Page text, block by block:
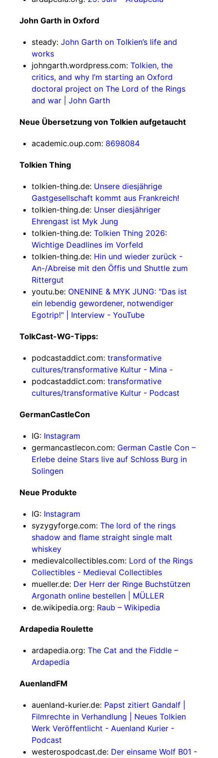
John Garth in Oxford
steady: John Garth on Tolkien’s life and
works
johngarth.wordpress.com: Tolkien, the
critics, and why I’m starting an Oxford
doctoral project on The Lord of the Rings
and war | John Garth
Neue Übersetzung von Tolkien aufgetaucht
academic.oup.com: 8698084
Tolkien Thing
tolkien-thing.de: Unsere diesjährige
Gastgesellschaft kommt aus Frankreich!
tolkien-thing.de: Unser diesjähriger
Ehrengast ist Myk Jung
tolkien-thing.de: Tolkien Thing 2026:
Wichtige Deadlines im Vorfeld
tolkien-thing.de: Hin und wieder zurück -
An-/Abreise mit den Öffis und Shuttle zum
Rittergut
youtu.be: ONENINE & MYK JUNG: "Das ist
ein lebendig gewordener, notwendiger
Egotrip!" | Interview - YouTube
TolkCast-WG-Tipps:
podcastaddict.com: transformative
cultures/transformative Kultur - Mina -
podcastaddict.com: transformative
cultures/transformative Kultur - Podcast
GermanCastleCon
IG: Instagram
germancastlecon.com: German Castle Con –
Erlebe deine Stars live auf Schloss Burg in
Solingen
Neue Produkte
IG: Instagram
syzygyforge.com: The lord of the rings
shadow and flame straight single malt
whiskey
medievalcollectibles.com: Lord of the Rings
Collectibles - Medieval Collectibles
mueller.de: Der Herr der Ringe Buchstützen
Argonath online bestellen | MÜLLER
de.wikipedia.org: Raub – Wikipedia
Ardapedia Roulette
ardapedia.org: The Cat and the Fiddle –
Ardapedia
AuenlandFM
auenland-kurier.de: Papst zitiert Gandalf |
Filmrechte in Verhandlung | Neues Tolkien
Werk Veröffentlicht - Auenland Kurier -
Podcast
westerospodcast.de: Der einsame Wolf B01 -